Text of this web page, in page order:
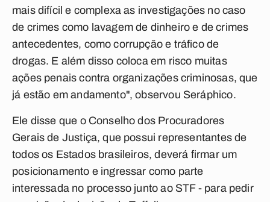
mais difícil e complexa as investigações no caso
de crimes como lavagem de dinheiro e de crimes
antecedentes, como corrupção e tráfico de
drogas. E além disso coloca em risco muitas
ações penais contra organizações criminosas, que
já estão em andamento", observou Seráphico.
Ele disse que o Conselho dos Procuradores
Gerais de Justiça, que possui representantes de
todos os Estados brasileiros, deverá firmar um
posicionamento e ingressar como parte
interessada no processo junto ao STF - para pedir